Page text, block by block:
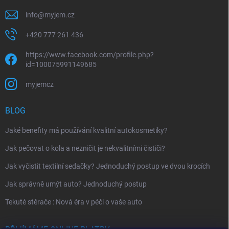
info@myjem.cz
+420 777 261 436
https://www.facebook.com/profile.php?
id=100075991149685
myjemcz
BLOG
Jaké benefity má používání kvalitní autokosmetiky?
Jak pečovat o kola a nezničit je nekvalitními čističi?
Jak vyčistit textilní sedačky? Jednoduchý postup ve dvou krocích
Jak správně umýt auto? Jednoduchý postup
Tekuté stěrače : Nová éra v péči o vaše auto